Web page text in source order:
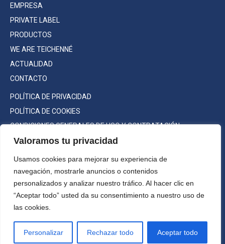
Valoramos tu privacidad
Usamos cookies para mejorar su experiencia de
navegación, mostrarle anuncios o contenidos
personalizados y analizar nuestro tráfico. Al hacer clic en
“Aceptar todo” usted da su consentimiento a nuestro uso de
las cookies.
Personalizar Rechazar todo Aceptar todo
EMPRESA
PRIVATE LABEL
PRODUCTOS
WE ARE TEICHENNÉ
ACTUALIDAD
CONTACTO
POLÍTICA DE PRIVACIDAD
POLÍTICA DE COOKIES
CONDICIONES GENERALES DE USO Y CONTRATACIÓN
Máxima graduación a la venta:
Alc. 70% vol.
Consumo responsable
©2022 Teichenné S.A. Todos los